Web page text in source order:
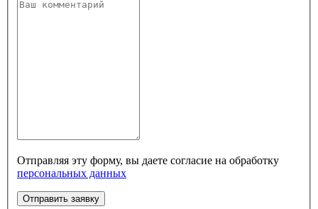
Отправляя эту форму, вы даете согласие на обработку
персональных данных
Отправить заявку